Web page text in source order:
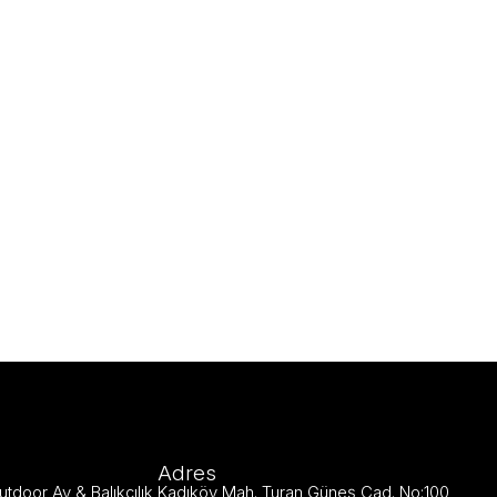
Adres
Av & Balıkçılık Kadıköy Mah. Turan Güneş Cad. No:100